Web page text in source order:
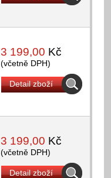
3 199,00 Kč
(včetně DPH)
Detail zboží
3 199,00 Kč
(včetně DPH)
Detail zboží